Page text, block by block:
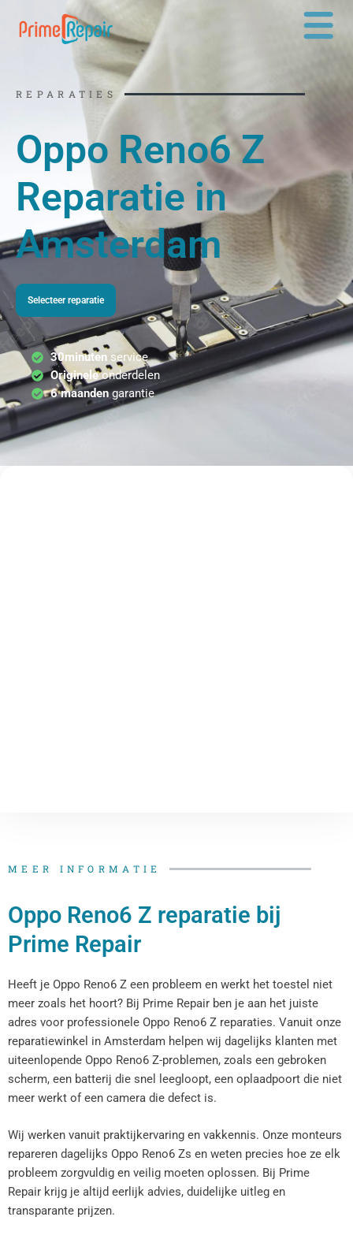
naar
REPARATIES
Oppo Reno6 Z
Reparatie in
Amsterdam
Selecteer reparatie
30minutenservice
Origineleonderdelen
6 maandengarantie
MEER INFORMATIE
Oppo Reno6 Z reparatie bij
Prime Repair
Heeft je Oppo Reno6 Z een probleem en werkt het toestel niet
meer zoals het hoort? Bij Prime Repair ben je aan het juiste
adres voor professionele Oppo Reno6 Z reparaties. Vanuit onze
reparatiewinkel in Amsterdam helpen wij dagelijks klanten met
uiteenlopende Oppo Reno6 Z-problemen, zoals een gebroken
scherm, een batterij die snel leegloopt, een oplaadpoort die niet
meer werkt of een camera die defect is.
Wij werken vanuit praktijkervaring en vakkennis. Onze monteurs
repareren dagelijks Oppo Reno6 Zs en weten precies hoe ze elk
probleem zorgvuldig en veilig moeten oplossen. Bij Prime
Repair krijg je altijd eerlijk advies, duidelijke uitleg en
transparante prijzen.